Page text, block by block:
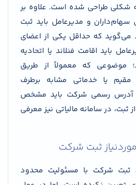
شکلی طراحی شده است. علاوه بر
سهام‌داران و مدیرعامل باید ثبت
می‌گوید که حداقل یکی از اعضای
باید اقامت فنلاند یا اتحادیه
موضوعی که معمولاً از طریق
مقیم یا خدماتی مشابه برطرف
رسمی شرکت باید مشخص
در سامانه مالیاتی نیز معرفی
ثبت شرکت
ثبت شرکت با مسئولیت محدود